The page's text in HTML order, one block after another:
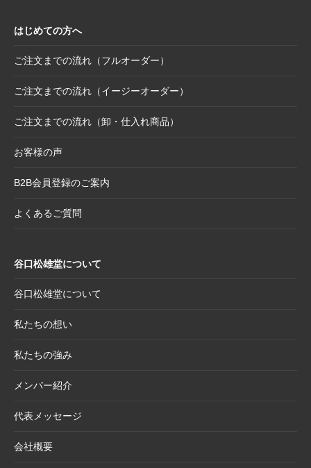
2025.10.16
日付誤植に関するお詫びと交換対応のお知ら
2025.8.28 【和綴じノート】新柄発表
2025.8.21
2025.8.19
【新商品案内】躍進を呼び込む縁起物─2026
ダー受付開始
2025.6.11
【新商品】「日本画の巨匠たち」新作5アイテ
はじめての方へ
ご注文までの流れ（フルオーダー）
ご注文までの流れ（イージーオーダー）
ご注文までの流れ（卸・仕入れ商品）
お客様の声
B2B会員登録のご案内
よくあるご質問
谷口松雄堂について
谷口松雄堂について
私たちの想い
私たちの強み
メンバー紹介
代表メッセージ
会社概要